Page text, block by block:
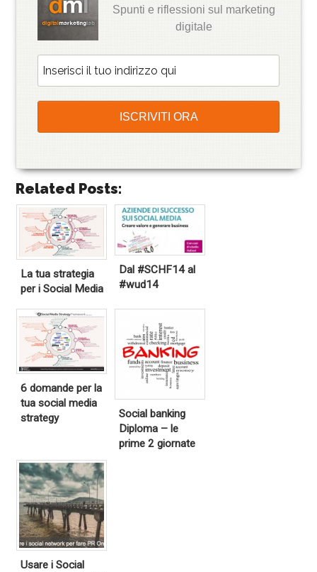
Spunti e riflessioni sul marketing
digitale
Related Posts:
La tua strategia
per i Social Media
Dal #SCHF14 al
#wud14
6 domande per la
tua social media
strategy
Social banking
Diploma – le
prime 2 giornate
Usare i Social